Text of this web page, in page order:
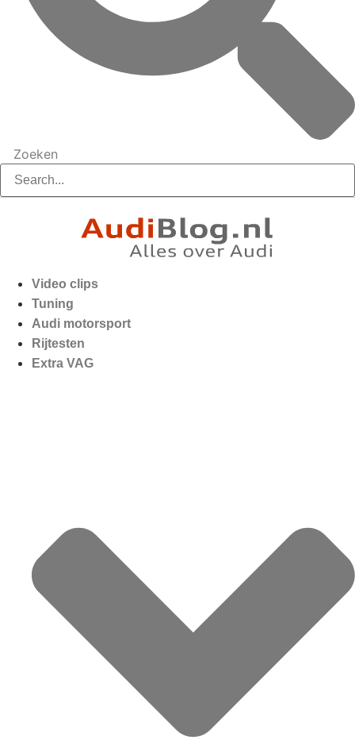
Zoeken
Video clips
Tuning
Audi motorsport
Rijtesten
Extra VAG